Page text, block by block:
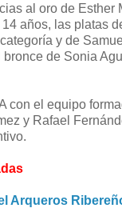
al oro de Esther
años, las platas
y de
de Sonia
con el equipo
y Rafael
Arqueros